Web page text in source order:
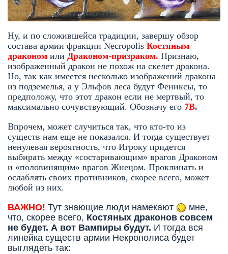
Ну, и по сложившейся традиции, завершу обзор
состава армии фракции Necropolis Костяным
драконом или Драконом-призраком. Признаю,
изображенный дракон не похож на скелет дракона.
Но, так как имеется несколько изображений дракона
из подземелья, а у Эльфов леса будут Фениксы, то
предположу, что этот дракон если не мертвый, то
максимально сочувствующий. Обозначу его 7В.
Впрочем, может случиться так, что кто-то из
существ нам еще не показался. И тогда существует
ненулевая вероятность, что Игроку придется
выбирать между «состаривающим» врагов Драконом
и «половинящим» врагов Жнецом. Проклинать и
ослаблять своих противников, скорее всего, может
любой из них.
ВАЖНО! Тут знающие люди намекают
мне,
что, скорее всего, Костяных драконов совсем
не будет. А вот Вампиры будут. И тогда вся
линейка существ армии Некрополиса будет
выглядеть так: